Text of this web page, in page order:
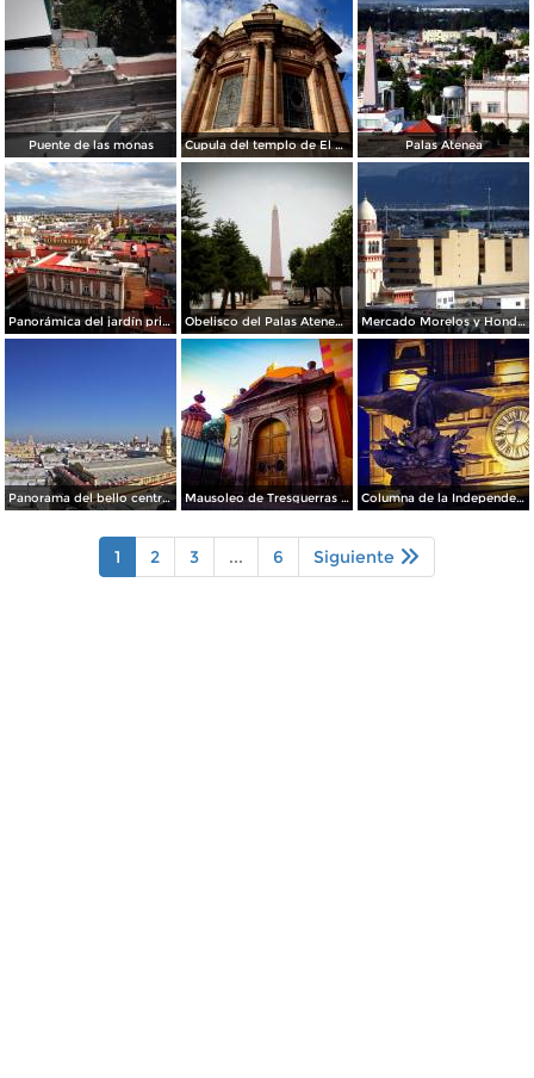
Puente de las monas Cupula del templo de El Carmen. Palas Atenea
Panorámica del jardín principal Obelisco del Palas Atenea Celaya Mercado Morelos y Honda al fondo
Panorama del bello centro histórico de Celaya Mausoleo de Tresguerras / Capilla de los Dolores Columna de la Independencia de noche
1 2 3 ... 6 Siguiente